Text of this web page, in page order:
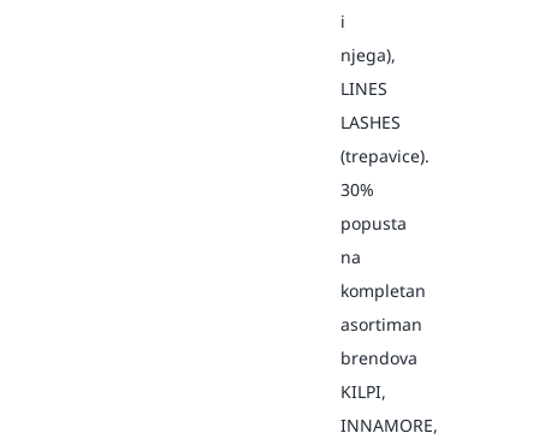
i
njega),
LINES
LASHES
(trepavice).
30%
popusta
na
kompletan
asortiman
brendova
KILPI,
INNAMORE,